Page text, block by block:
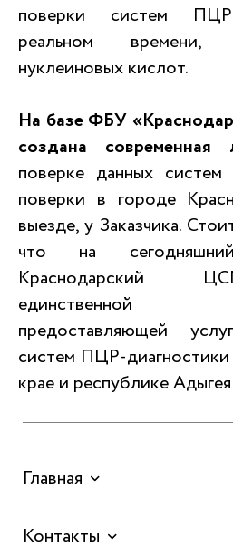
поверки систем
реальном времени,
нуклеиновых кислот.
На базе ФБУ
создана современная
поверке данных
поверки в городе
выезде, у Заказчика.
что на
Краснодарский
единственной
предоставляющей
систем ПЦР-
крае и республике
Главная
Контакты